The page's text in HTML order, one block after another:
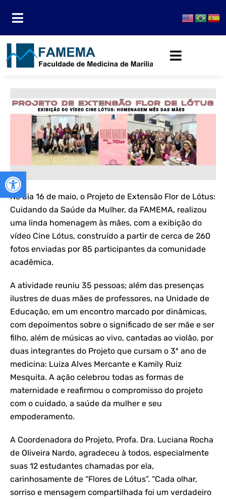
Abrir a barra de ferramentas
No dia 16 de maio, o Projeto de Extensão Flor de Lótus:
Cuidando da Saúde da Mulher, da FAMEMA, realizou
uma linda homenagem às mães, com a exibição do
vídeo Cine Lótus, construído a partir de cerca de 260
fotos enviadas por 85 participantes da comunidade
acadêmica.
A atividade reuniu 35 pessoas; além das presenças
ilustres de duas mães de professores, na Unidade de
Educação, em um encontro marcado por dinâmicas,
com depoimentos sobre o significado de ser mãe e ser
filho, além de músicas ao vivo, cantadas ao violão, por
duas integrantes do Projeto que cursam o 3º ano de
medicina: Luiza Alves Mercante e Kamily Ruiz
Mesquita. A ação celebrou todas as formas de
maternidade e reafirmou o compromisso do projeto
com o cuidado, a saúde da mulher e seu
empoderamento.
A Coordenadora do Projeto, Profa. Dra. Luciana Rocha
de Oliveira Nardo, agradeceu à todos, especialmente
suas 12 estudantes chamadas por ela,
carinhosamente de “Flores de Lótus”. “Cada olhar,
sorriso e mensagem compartilhada foi um verdadeiro